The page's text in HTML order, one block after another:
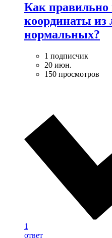
Как правильно
координаты из
нормальных?
1 подписчик
20 июн.
150 просмотров
1
ответ